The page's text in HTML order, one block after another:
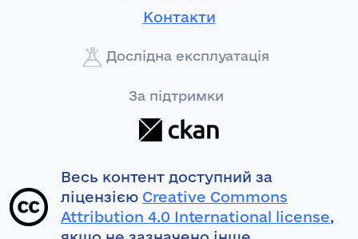
Контакти
Дослідна експлуатація
За підтримки
Весь контент доступний за
ліцензією Creative Commons
Attribution 4.0 International license,